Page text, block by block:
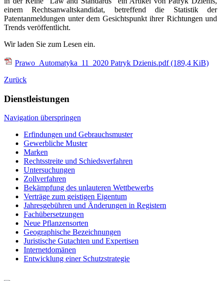
einem Rechtsanwaltskandidat, betreffend die Statistik der
Patentanmeldungen unter dem Gesichtspunkt ihrer Richtungen und
Trends veröffentlicht.
Wir laden Sie zum Lesen ein.
Prawo_Automatyka_11_2020 Patryk Dzienis.pdf(189,4 KiB)
Zurück
Dienstleistungen
Navigation überspringen
Erfindungen und Gebrauchsmuster
Gewerbliche Muster
Marken
Rechtsstreite und Schiedsverfahren
Untersuchungen
Zollverfahren
Bekämpfung des unlauteren Wettbewerbs
Verträge zum geistigen Eigentum
Jahresgebühren und Änderungen in Registern
Fachübersetzungen
Neue Pflanzensorten
Geographische Bezeichnungen
Juristische Gutachten und Expertisen
Internetdomänen
Entwicklung einer Schutzstrategie